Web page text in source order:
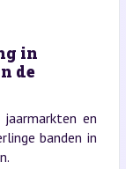
in
de
en
banden in